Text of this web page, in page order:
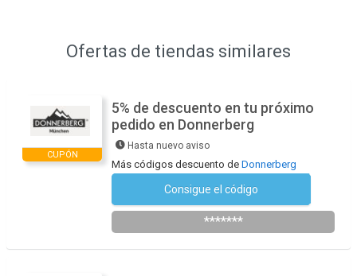
Ofertas de tiendas similares
CUPÓN
5% de descuento en tu próximo
pedido en Donnerberg
Hasta nuevo aviso
Más códigos descuento de Donnerberg
Consigue el código
*******